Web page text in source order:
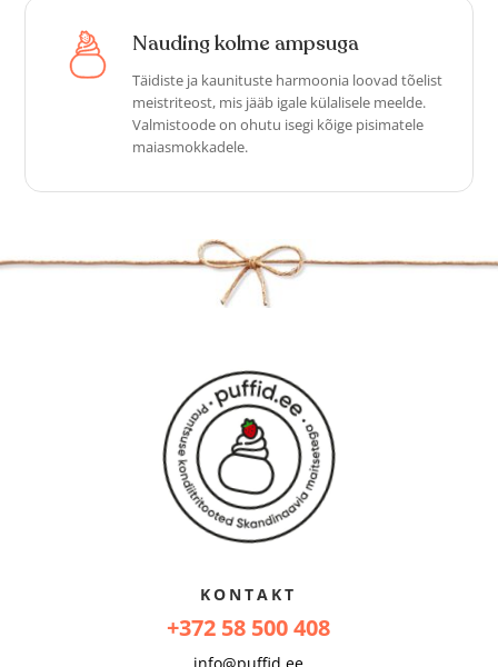
Nauding kolme ampsuga
Täidiste ja kaunituste harmoonia loovad tõelist
meistriteost, mis jääb igale külalisele meelde.
Valmistoode on ohutu isegi kõige pisimatele
maiasmokkadele.
KONTAKT
+372 58 500 408